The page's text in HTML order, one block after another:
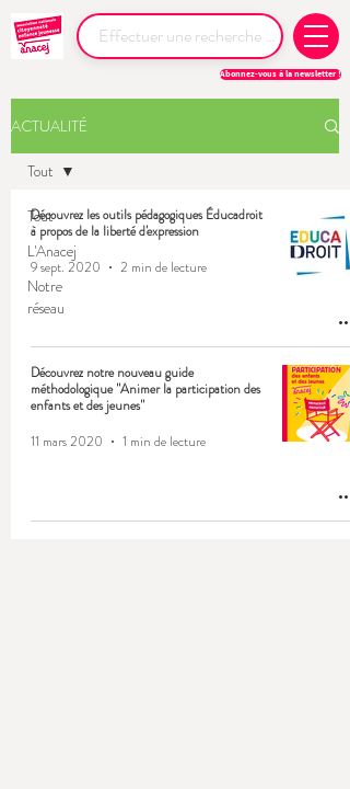
Abonnez-vous à la newsletter !
ACTUALITÉ
Tout
L'Anacej
Notre
réseau
Tout
Découvrez les outils pédagogiques Éducadroit
à propos de la liberté d'expression
9 sept. 2020
2 min de lecture
Découvrez notre nouveau guide
méthodologique "Animer la participation des
enfants et des jeunes"
11 mars 2020
1 min de lecture